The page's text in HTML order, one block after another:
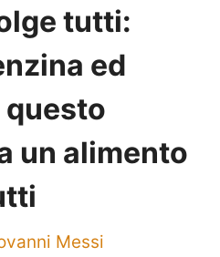
tutti:
ed
un alimento
Messi